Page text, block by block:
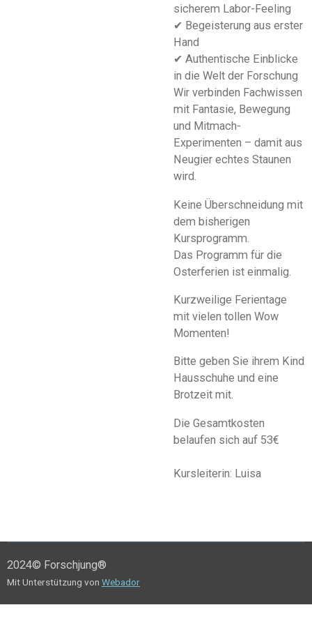
sicherem Labor-Feeling
✔ Begeisterung aus erster
Hand
✔ Authentische Einblicke
in die Welt der Forschung
Wir verbinden Fachwissen
mit Fantasie, Bewegung
und Mitmach-
Experimenten – damit aus
Neugier echtes Staunen
wird.
Keine Überschneidung mit
dem bisherigen
Kursprogramm.
Das Programm für die
Osterferien ist einmalig.
Kurzweilige Ferientage
mit vielen tollen Wow
Momenten!
Bitte geben Sie ihrem Kind
Hausschuhe und eine
Brotzeit mit.
Die Gesamtkosten
belaufen sich auf 53€
Kursleiterin: Luisa
2024© Forschjung®
Mit Unterstützung von Webador